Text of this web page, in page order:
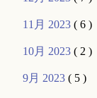
11月 2023( 6 )
10月 2023( 2 )
9月 2023( 5 )